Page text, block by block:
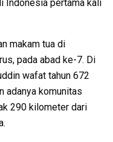
Indonesia pertama kali
makam tua di
pada abad ke-7. Di
wafat tahun 672
adanya komunitas
290 kilometer dari